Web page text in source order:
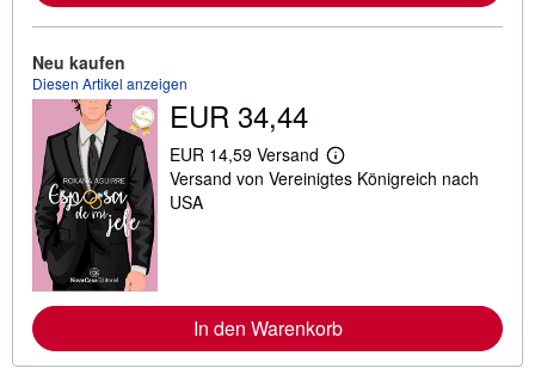
e
n
z
n
d
k
o
Neu kaufen
Diesen Artikel anzeigen
EUR 34,44
EUR 14,59 Versand
W
e
n
f
Versand von Vereinigtes Königreich nach
USA
In den Warenkorb